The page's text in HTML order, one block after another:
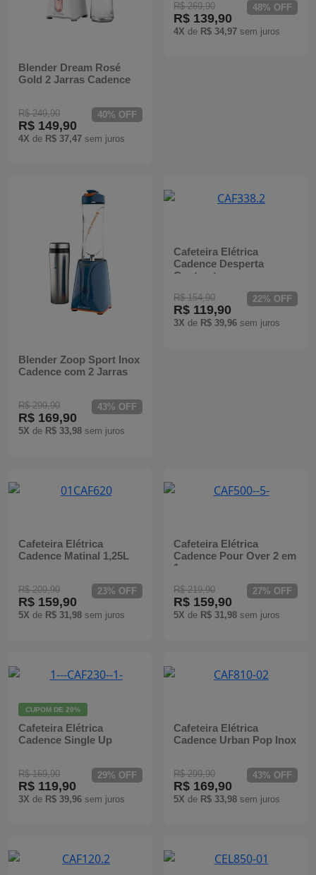
Blender Dream Rosé
Gold 2 Jarras Cadence
R$ 249,90
R$ 149,90
4X de R$ 37,47 sem juros
40% OFF
R$ 269,90
R$ 139,90
4X de R$ 34,97 sem juros
48% OFF
Blender Zoop Sport Inox
Cadence com 2 Jarras
R$ 299,90
R$ 169,90
5X de R$ 33,98 sem juros
43% OFF
Cafeteira Elétrica
Cadence Desperta
Contrast
R$ 154,90
R$ 119,90
3X de R$ 39,96 sem juros
22% OFF
Cafeteira Elétrica
Cadence Matinal 1,25L
R$ 209,90
R$ 159,90
5X de R$ 31,98 sem juros
23% OFF
Cafeteira Elétrica
Cadence Pour Over 2 em
1
R$ 219,90
R$ 159,90
5X de R$ 31,98 sem juros
27% OFF
CUPOM DE 20%
Cafeteira Elétrica
Cadence Single Up
R$ 169,90
R$ 119,90
3X de R$ 39,96 sem juros
29% OFF
Cafeteira Elétrica
Cadence Urban Pop Inox
R$ 299,90
R$ 169,90
5X de R$ 33,98 sem juros
43% OFF